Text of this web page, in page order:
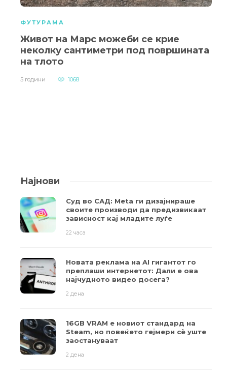
ФУТУРАМА
Живот на Марс можеби се крие
неколку сантиметри под површината
на тлото
5 години 1068
Најнови
Суд во САД: Meta ги дизајнираше
своите производи да предизвикаат
зависност кај младите луѓе
22 часа
Новата реклама на AI гигантот го
преплаши интернетот: Дали е ова
најчудното видео досега?
2 дена
16GB VRAM е новиот стандард на
Steam, но повеќето гејмери ​​сè уште
заостануваат
2 дена